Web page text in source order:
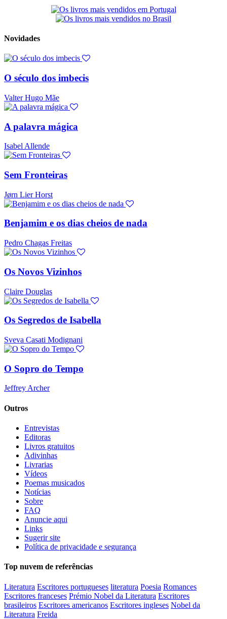
Novidades
O século dos imbecis
Valter Hugo Mãe
A palavra mágica
Isabel Allende
Sem Fronteiras
Jørn Lier Horst
Benjamim e os dias cheios de nada
Pedro Chagas Freitas
Os Novos Vizinhos
Claire Douglas
Os Segredos de Isabella
Sveva Casati Modignani
O Sopro do Tempo
Jeffrey Archer
Outros
Entrevistas
Editoras
Livros gratuitos
Adivinhas
Livrarias
Vídeos
Poemas musicados
Notícias
Sobre
FAQ
Anuncie aqui
Links
Sugerir site
Política de privacidade e segurança
Top nuvem de referências
Literatura Escritores portugueses literatura Poesia Romances
Escritores franceses Prémio Nobel da Literatura Escritores
brasileiros Escritores americanos Escritores ingleses Nobel da
Literatura Freida